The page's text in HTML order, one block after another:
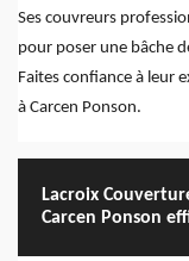
Ses couvreurs
pour poser une bâche
Faites confiance à leur
à Carcen Ponson.
Lacroix
Carcen Ponson